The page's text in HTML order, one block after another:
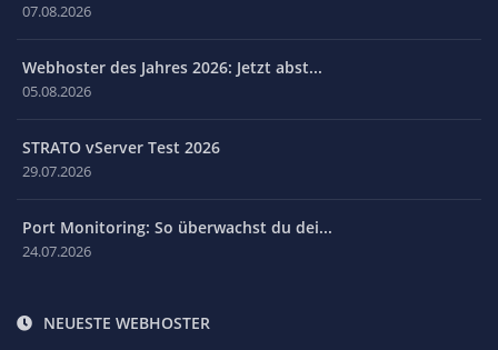
07.08.2026
Webhoster des Jahres 2026: Jetzt abst...
05.08.2026
STRATO vServer Test 2026
29.07.2026
Port Monitoring: So überwachst du dei...
24.07.2026
NEUESTE WEBHOSTER